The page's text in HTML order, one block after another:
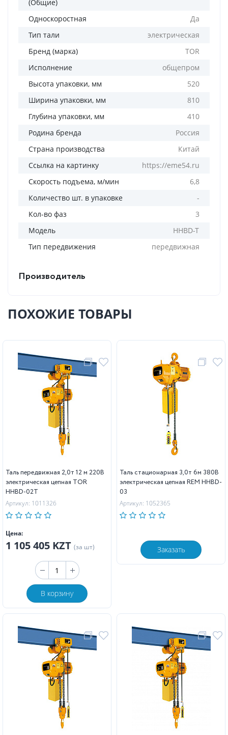
(Общие)
Односкоростная
Да
Тип тали
электрическая
Бренд (марка)
TOR
Исполнение
общепром
Высота упаковки, мм
520
Ширина упаковки, мм
810
Глубина упаковки, мм
410
Родина бренда
Россия
Страна производства
Китай
Ссылка на картинку
https://eme54.ru
Скорость подъема, м/мин
6,8
Количество шт. в упаковке
-
Кол-во фаз
3
Модель
HHBD-T
Тип передвижения
передвижная
Производитель
ПОХОЖИЕ ТОВАРЫ
Таль передвижная 2,0т 12 м 220В
электрическая цепная TOR
HHBD-02T
Артикул: 1011326
Цена:
1 105 405 KZT (за шт)
В корзину
Таль стационарная 3,0т 6м 380В
электрическая цепная REM HHBD-
03
Артикул: 1052365
Заказать